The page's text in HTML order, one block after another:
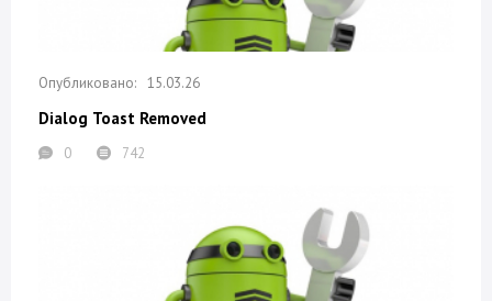
15.03.26
Dialog Toast Removed
0 742